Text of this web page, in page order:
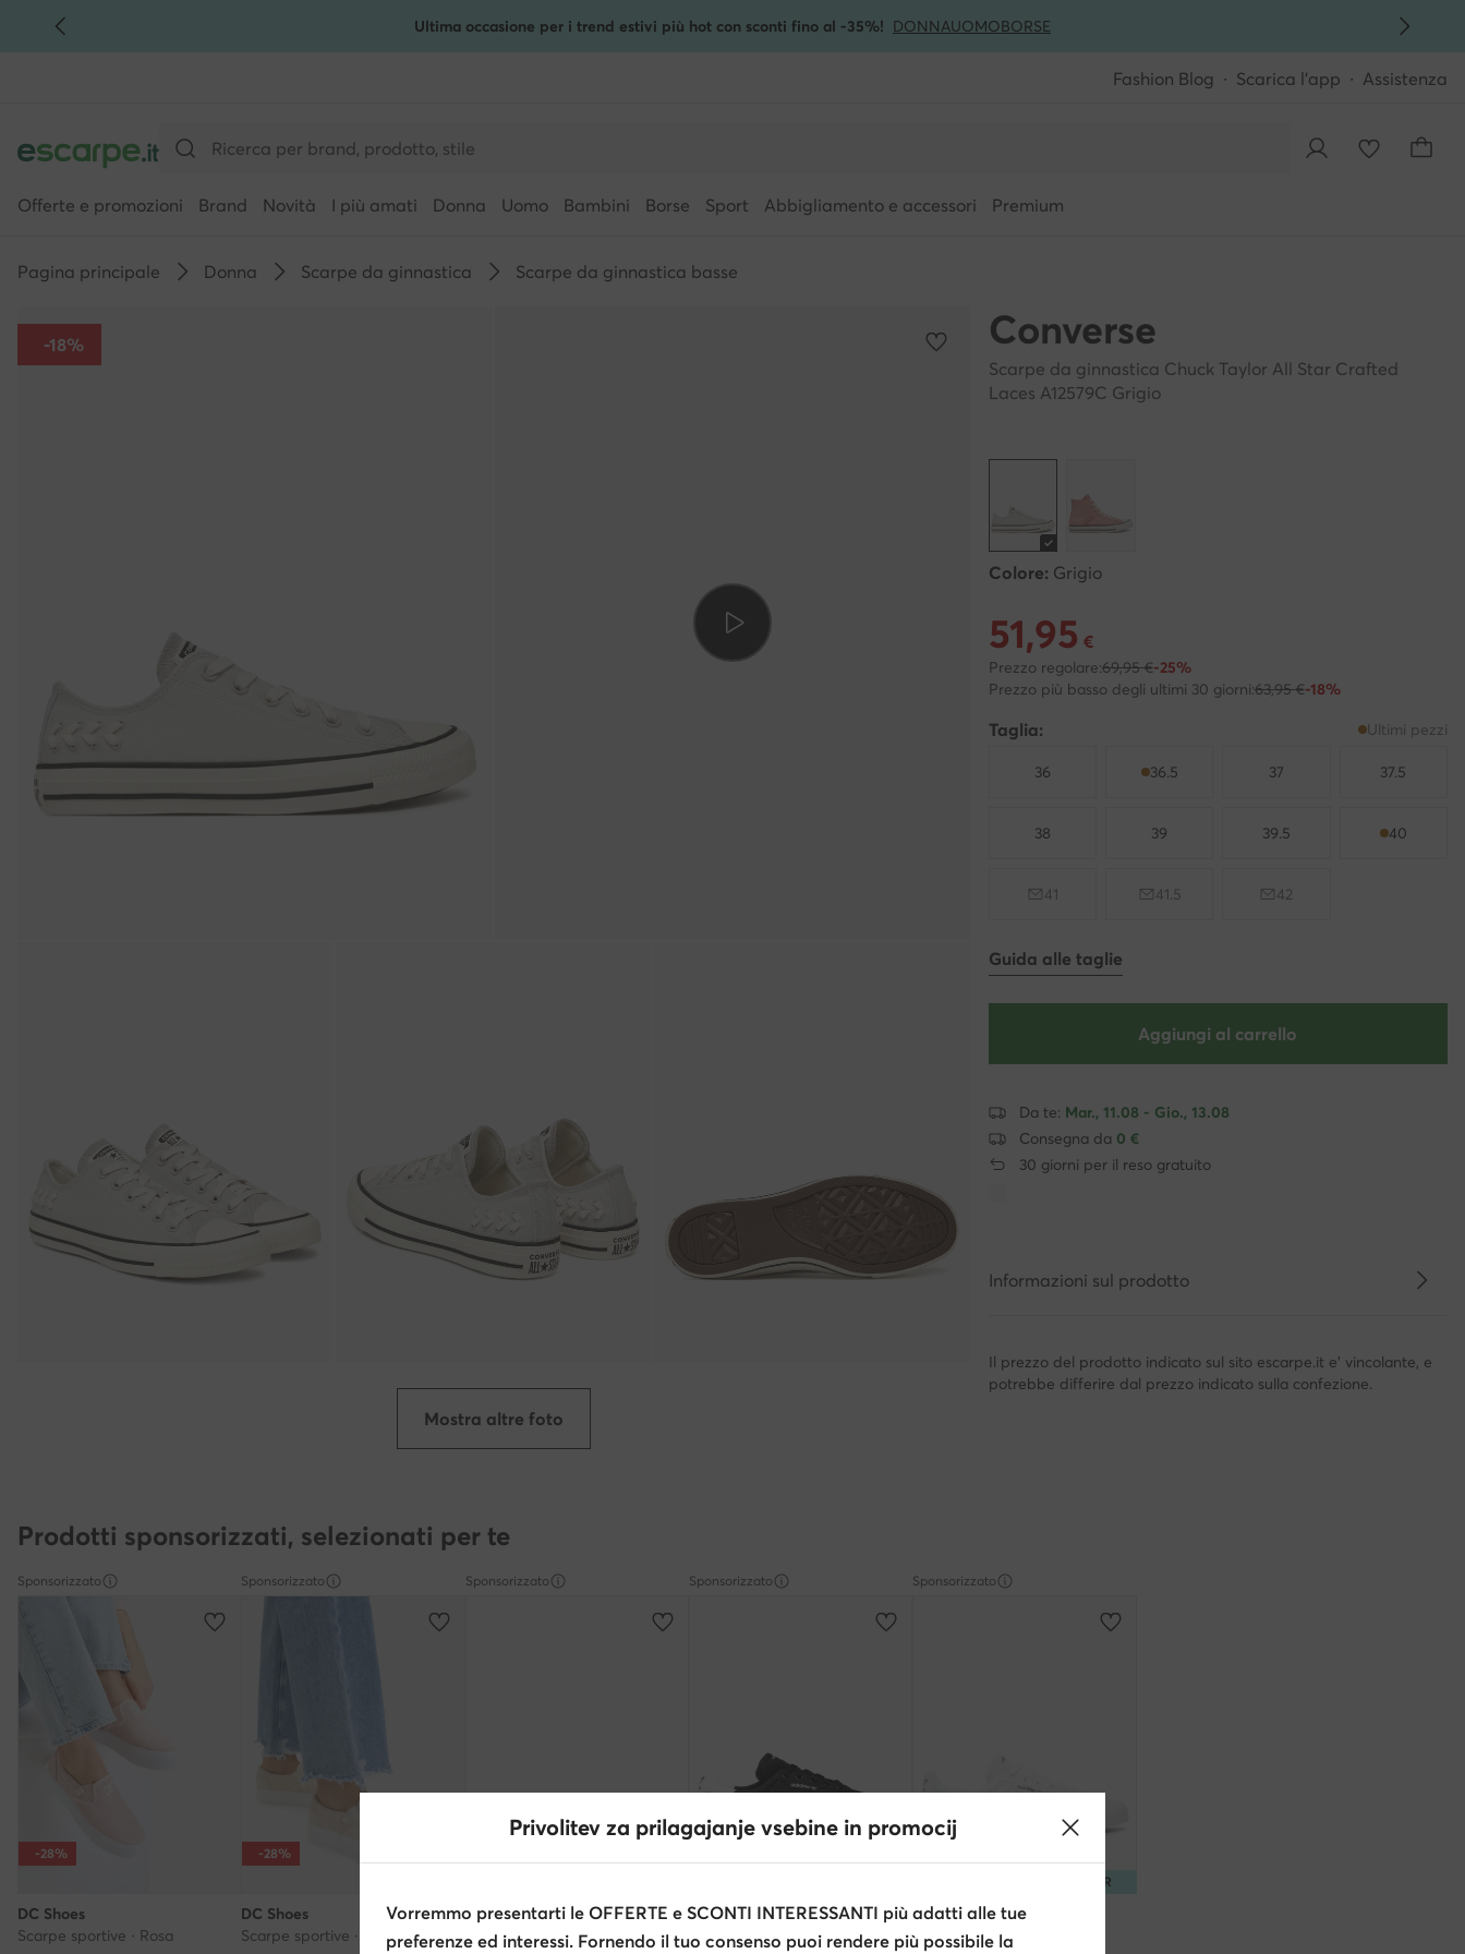
VAI AL CONTENUTO PRINCIPALE Ultima occasione per i trend estivi più hot con sconti fino al -35%! DONNAUOMOBORSE
Fashion Blog Scarica l'app Assistenza
Offerte e promozioni Brand Novità I più amati Donna Uomo Bambini Borse Sport Abbigliamento e accessori Premium
Pagina principale Donna Scarpe da ginnastica Scarpe da ginnastica basse
Mostra altre foto
-18% Converse
Scarpe da ginnastica Chuck Taylor All Star Crafted
Laces A12579C Grigio
Colore: Grigio
Prezzo attuale 51,95 €
51,95 €
Prezzo regolare:69,95 €-25%
Prezzo più basso degli ultimi 30 giorni:63,95 €-18%
Taglia: Ultimi pezzi
36 36.5 37 37.5
38 39 39.5 40
41 41.5 42
Guida alle taglie
Aggiungi al carrello
Da te: Mar., 11.08 - Gio., 13.08
Consegna da 0 €
30 giorni per il reso gratuito
Informazioni sul prodotto
Il prezzo del prodotto indicato sul sito escarpe.it e' vincolante, e
potrebbe differire dal prezzo indicato sulla confezione.
Prodotti sponsorizzati, selezionati per te
Sponsorizzato
-28%
DC Shoes
Scarpe sportive · Rosa
Sponsorizzato
-28%
DC Shoes
Scarpe sportive · Beige
Sponsorizzato
DC Shoes
Scarpe sportive · Marrone scuro
Sponsorizzato
adidas
Scarpe sportive · Nero
Sponsorizzato
extra -15% Codice: SUMMER
adidas
Scarpe sportive · Bianco
Privolitev za prilagajanje vsebine in promocij
Vorremmo presentarti le OFFERTE e SCONTI INTERESSANTI più adatti alle tue
preferenze ed interessi. Fornendo il tuo consenso puoi rendere più possibile la